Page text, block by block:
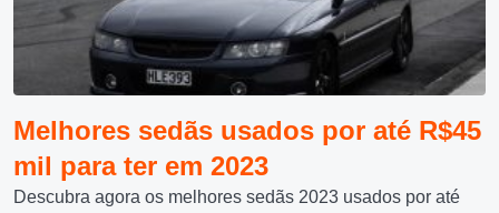
Melhores sedãs usados por até R$45
mil para ter em 2023
Descubra agora os melhores sedãs 2023 usados por até